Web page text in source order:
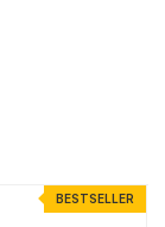
BESTSELLER